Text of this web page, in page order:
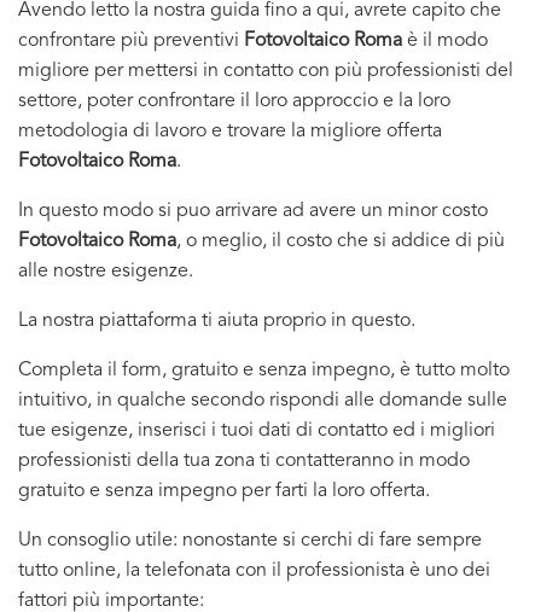
Avendo letto la nostra guida fino a qui, avrete capito che
confrontare più preventivi Fotovoltaico Roma è il modo
migliore per mettersi in contatto con più professionisti del
settore, poter confrontare il loro approccio e la loro
metodologia di lavoro e trovare la migliore offerta
Fotovoltaico Roma.
In questo modo si puo arrivare ad avere un minor costo
Fotovoltaico Roma, o meglio, il costo che si addice di più
alle nostre esigenze.
La nostra piattaforma ti aiuta proprio in questo.
Completa il form, gratuito e senza impegno, è tutto molto
intuitivo, in qualche secondo rispondi alle domande sulle
tue esigenze, inserisci i tuoi dati di contatto ed i migliori
professionisti della tua zona ti contatteranno in modo
gratuito e senza impegno per farti la loro offerta.
Un consoglio utile: nonostante si cerchi di fare sempre
tutto online, la telefonata con il professionista è uno dei
fattori più importante: